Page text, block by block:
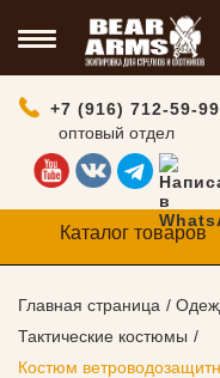
+7 (916) 712-59-99
оптовый отдел
Каталог товаров
Главная страница
Тактические костюмы
Костюм